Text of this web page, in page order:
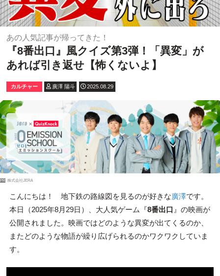
あの人気記事が帰ってきた！
『8番出口』風クイズ第3弾！「異変」が
あれば引き返せ【怖くないよ】
カルチャー 廣澤 陽斗 2025.08.29
PR 株式会社JERA
こんにちは！ 地下鉄の路線図を見るのが好きな廣澤です。
本日（2025年8月29日）、大人気ゲーム『8番出口 』の映画が
公開されました。映画ではどのような異変が出てくるのか、
またどのような物語が繰り広げられるのかワクワクしていま
す。